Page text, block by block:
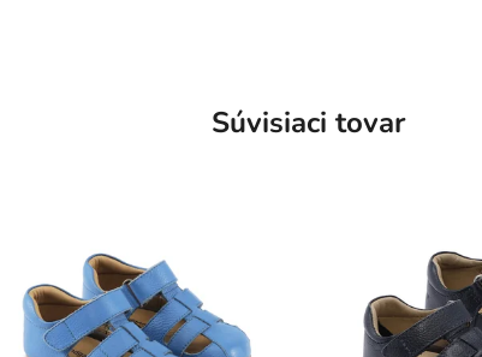
Súvisiaci tovar